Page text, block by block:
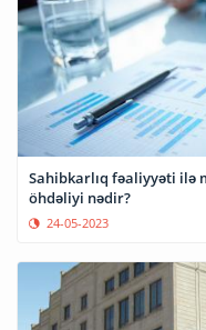
Sahibkarlıq fəaliyyəti ilə
öhdəliyi nədir?
24-05-2023